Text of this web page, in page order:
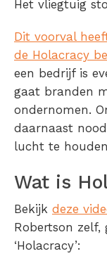
Het vliegtuig
Dit voorval
de Holacracy
een bedrijf is
gaat branden
ondernomen.
daarnaast
lucht te
Wat is
Bekijk deze
Robertson zelf,
‘Holacracy’: